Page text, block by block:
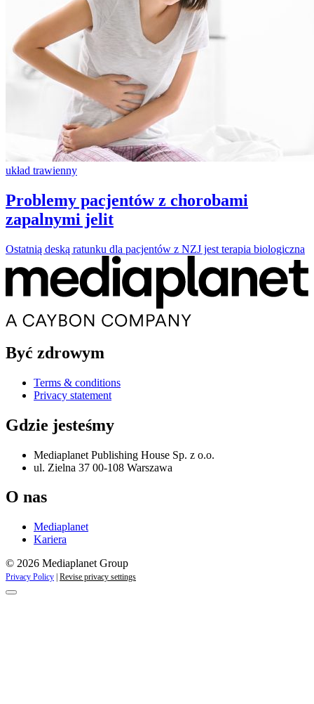
układ trawienny
Problemy pacjentów z chorobami
zapalnymi jelit
Ostatnią deską ratunku dla pacjentów z NZJ jest terapia biologiczna
Być zdrowym
Terms & conditions
Privacy statement
Gdzie jesteśmy
Mediaplanet Publishing House Sp. z o.o.
ul. Zielna 37 00-108 Warszawa
O nas
Mediaplanet
Kariera
© 2026 Mediaplanet Group
Privacy Policy Revise privacy settings